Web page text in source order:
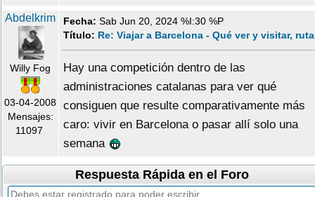
Abdelkrim
Willy Fog
03-04-2008
Mensajes:
11097
Fecha: Sab Jun 20, 2024 %I:30 %P
Título: Re: Viajar a Barcelona - Qué ver y visitar,
Hay una competición dentro de las
administraciones catalanas para ver qué
consiguen que resulte comparativamente más
caro: vivir en Barcelona o pasar allí solo una
semana
Respuesta Rápida en el Foro